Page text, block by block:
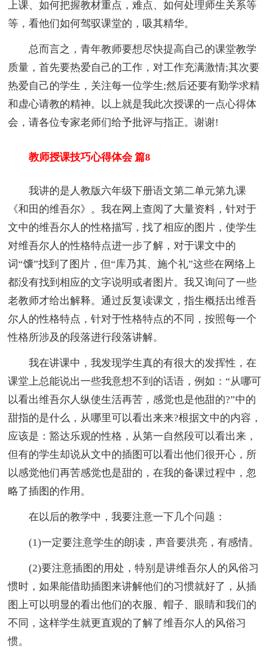
上课、如何把握教材重点，难点、如何处理师生关系等
等，看他们如何驾驭课堂的，吸其精华。
总而言之，青年教师要想尽快提高自己的课堂教学
质量，首先要热爱自己的工作，对工作充满激情;其次要
热爱自己的学生，关注每一位学生;然后还要有勤学求精
和虚心请教的精神。以上就是我此次授课的一点心得体
会，请各位专家老师们给予批评与指正。谢谢!
教师授课技巧心得体会 篇8
我讲的是人教版六年级下册语文第二单元第九课
《和田的维吾尔》。我在网上查阅了大量资料，针对于
文中的维吾尔人的性格描写，找了相应的图片，使学生
对维吾尔人的性格特点进一步了解，对于课文中的
词“馕”找到了图片，但“库乃其、施个礼”这些在网络上
都没有找到相应的文字说明或者图片。我又询问了一些
老教师才给出解释。通过反复读课文，指生概括出维吾
尔人的性格特点，针对于性格特点的不同，按照每一个
性格所涉及的段落进行段落讲解。
我在讲课中，我发现学生真的有很大的发挥性，在
课堂上总能说出一些我意想不到的话语，例如：“从哪可
以看出维吾尔人纵使生活再苦，感觉也是他甜的?”中的
甜指的是什么，从哪里可以看出来来?根据文中的内容，
应该是：豁达乐观的性格，从第一自然段可以看出来，
但有的学生却说从文中的插图可以看出他们很开心，所
以感觉他们再苦感觉也是甜的，在我的备课过程中，忽
略了插图的作用。
在以后的教学中，我要注意一下几个问题：
(1)一定要注意学生的朗读，声音要洪亮，有感情。
(2)要注意插图的用处，特别是讲维吾尔人的风俗习
惯时，如果能借助插图来讲解他们的习惯就好了，从插
图上可以明显的看出他们的衣服、帽子、眼睛和我们的
不同，这样学生就更直观的了解了维吾尔人的风俗习
惯。